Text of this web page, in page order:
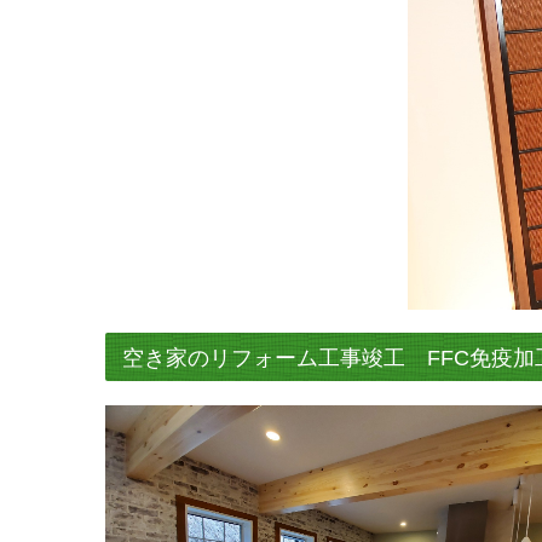
空き家のリフォーム工事竣工 FFC免疫加